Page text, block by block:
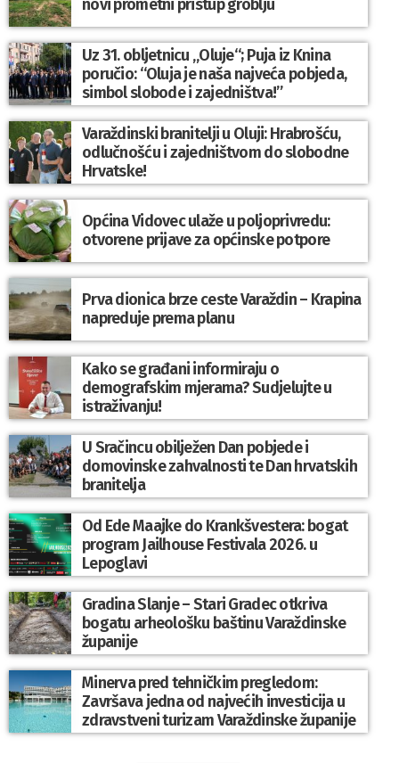
novi prometni pristup groblju
Uz 31. obljetnicu „Oluje“; Puja iz Knina
poručio: “Oluja je naša najveća pobjeda,
simbol slobode i zajedništva!”
Varaždinski branitelji u Oluji: Hrabrošću,
odlučnošću i zajedništvom do slobodne
Hrvatske!
Općina Vidovec ulaže u poljoprivredu:
otvorene prijave za općinske potpore
Prva dionica brze ceste Varaždin – Krapina
napreduje prema planu
Kako se građani informiraju o
demografskim mjerama? Sudjelujte u
istraživanju!
U Sračincu obilježen Dan pobjede i
domovinske zahvalnosti te Dan hrvatskih
branitelja
Od Ede Maajke do Krankšvestera: bogat
program Jailhouse Festivala 2026. u
Lepoglavi
Gradina Slanje – Stari Gradec otkriva
bogatu arheološku baštinu Varaždinske
županije
Minerva pred tehničkim pregledom:
Završava jedna od najvećih investicija u
zdravstveni turizam Varaždinske županije